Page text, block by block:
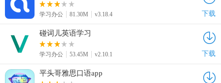
过了，快来下载吧！！！
学习办公 81.30M v3.18.4 下载
碰词儿英语学习
学习办公 53.45M v2.10.1 下载
平头哥雅思口语app